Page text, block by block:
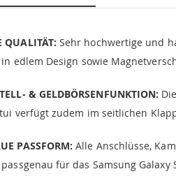
QUALITÄT: Sehr hochwertige und
edlem Design sowie
& GELDBÖRSENFUNKTION:
verfügt zudem im seitlichen
PASSFORM: Alle Anschlüsse,
passgenau für das Samsung Galaxy